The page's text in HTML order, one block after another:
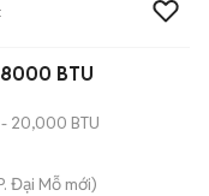
BTU
20,000 BTU
Đại Mỗ mới)